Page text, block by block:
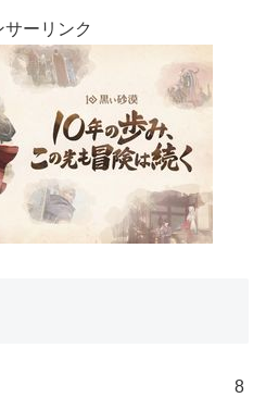
サーリンク
8